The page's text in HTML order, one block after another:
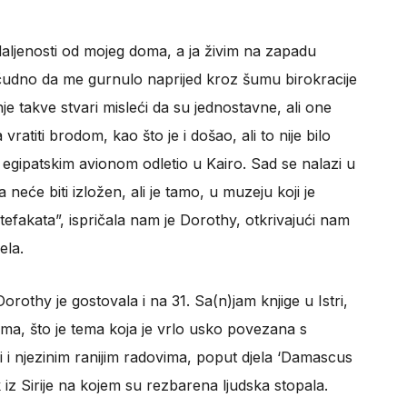
od mojeg doma, a ja živim na zapadu
da me gurnulo naprijed kroz šumu birokracije
takve stvari misleći da su jednostavne, ali one
vratiti brodom, kao što je i došao, ali to nije bilo
avionom odletio u Kairo. Sad se nalazi u
neće biti izložen, ali je tamo, u muzeju koji je
ispričala nam je Dorothy, otkrivajući nam
je gostovala i na 31. Sa(n)jam knjige u Istri,
što je tema koja je vrlo usko povezana s
njezinim ranijim radovima, poput djela ‘Damascus
Sirije na kojem su rezbarena ljudska stopala.